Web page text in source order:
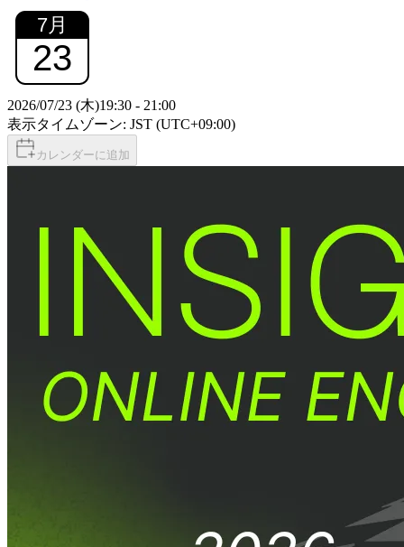
7月
23
2026/07/23 (木)19:30 - 21:00
表示タイムゾーン: JST (UTC+09:00)
カレンダーに追加